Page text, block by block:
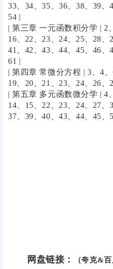
33、34、35、36、38、39、
54 |
| 第三章 一元函数积分学 | 2
16、22、23、24、25、28、
41、42、43、44、45、46、
61 |
| 第四章 常微分方程 | 3、4
19、20、21、23、24、26、
| 第五章 多元函数微分学 | 4
14、15、22、23、24、27、
37、39、40、43、44、45、
网盘链接： （夸克&百